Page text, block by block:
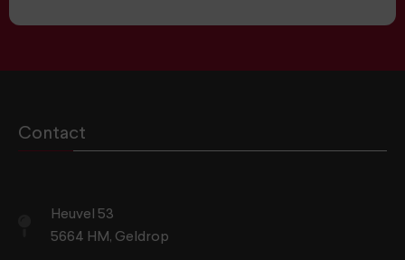
Contact
Heuvel 53
5664 HM, Geldrop